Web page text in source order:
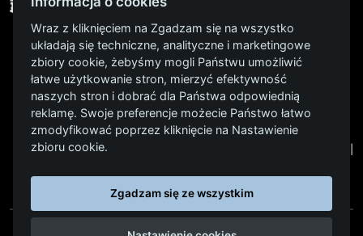
2023|2022|2021 |2019|2018|2017|
Wraz z kliknięciem na Zgadzam się na wszystko
układają się techniczne, analityczne i marketingowe
zbiory cookie, żebyśmy mogli Państwu umożliwić
łatwe użytkowanie stron, mierzyć efektywność
naszych stron i dobrać dla Państwa odpowiednią
reklamę. Swoje preferencje możecie Państwo łatwo
zmodyfikować poprzez kliknięcie na Nastawienie
zbioru cookie.
Zgadzam się ze wszystkim